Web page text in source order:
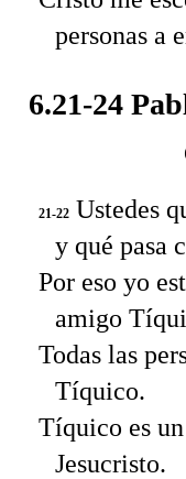
personas a
6.21-24
21-22 Ustedes
y qué pasa
Por eso yo
amigo
Todas las
Tíquico.
Tíquico es
Jesucristo.